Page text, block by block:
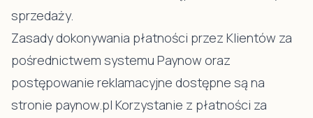
sprzedaży.
Zasady dokonywania płatności przez Klientów za
pośrednictwem systemu Paynow oraz
postępowanie reklamacyjne dostępne są na
stronie paynow.pl Korzystanie z płatności za